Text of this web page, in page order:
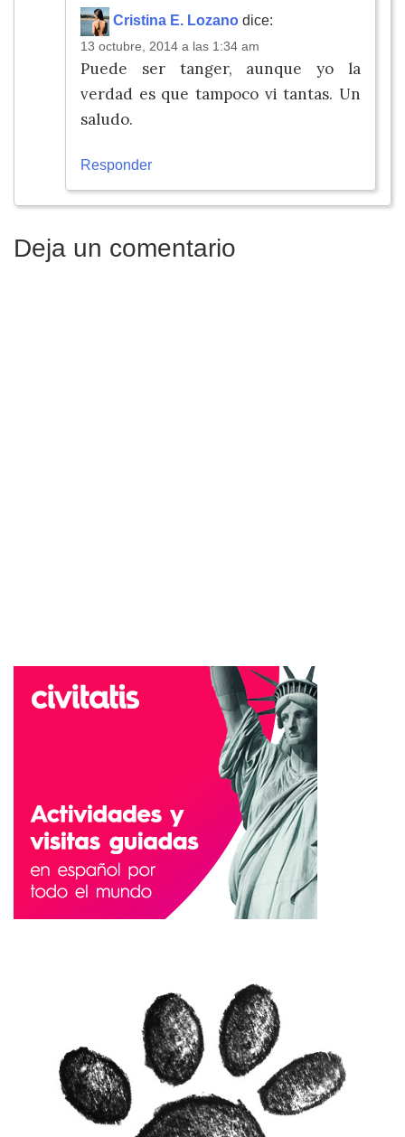
Cristina E. Lozano dice:
13 octubre, 2014 a las 1:34 am
Puede ser tanger, aunque yo la
verdad es que tampoco vi tantas. Un
saludo.
Responder
Deja un comentario